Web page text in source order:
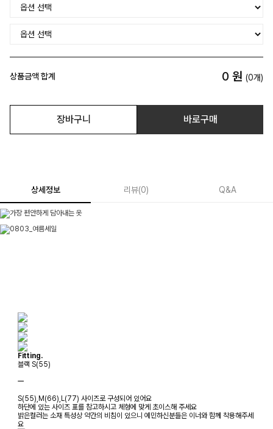
상품금액 합계 0 원 (0개)
장바구니 바로구매
상세정보 리뷰(0) Q&A
Fitting.
블랙 S(55)
ㅡ
S(55),M(66),L(77) 사이즈로 구성되어 있어요
하단에 있는 사이즈 표를 참고하시고 체형에 맞게 초이스해 주세요
밝은컬러는 소재 특성상 약간의 비침이 있으니 예민하신분들은 이너와 함께 착용해주세
요